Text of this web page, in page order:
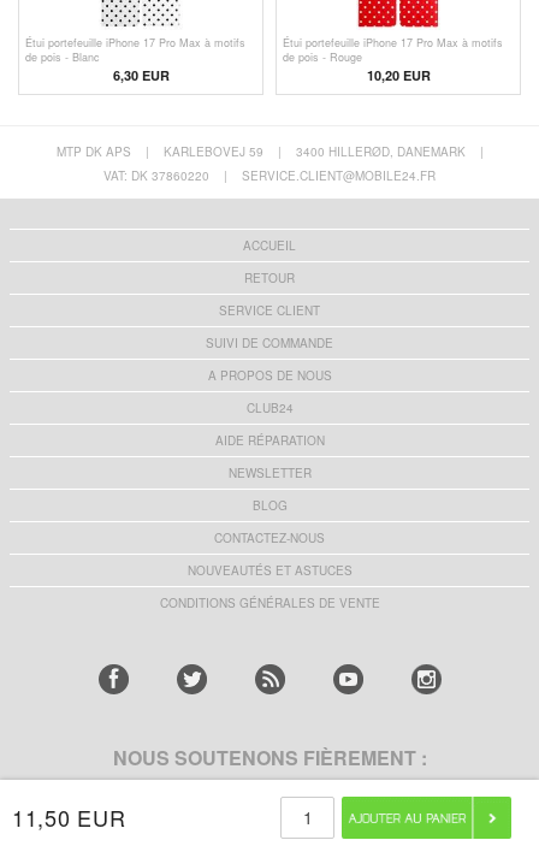
Étui portefeuille iPhone 17 Pro Max à motifs
de pois - Blanc
6,30EUR
Étui portefeuille iPhone 17 Pro Max à motifs
de pois - Rouge
10,20EUR
11,50 EUR
MTP DK APS | KARLEBOVEJ 59 | 3400 HILLERØD, DANEMARK
|
VAT: DK 37860220
| SERVICE.CLIENT@MOBILE24.FR
ACCUEIL
RETOUR
SERVICE CLIENT
SUIVI DE COMMANDE
A PROPOS DE NOUS
CLUB24
AIDE RÉPARATION
NEWSLETTER
BLOG
CONTACTEZ-NOUS
NOUVEAUTÉS ET ASTUCES
CONDITIONS GÉNÉRALES DE VENTE
NOUS SOUTENONS FIÈREMENT :